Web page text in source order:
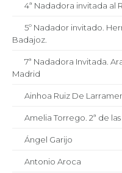
4ª Nadadora invitada al
5º Nadador invitado.
Badajoz.
7ª Nadadora Invitada.
Madrid
Ainhoa Ruiz De
Amelia Torrego. 2ª de
Ángel Garijo
Antonio Aroca